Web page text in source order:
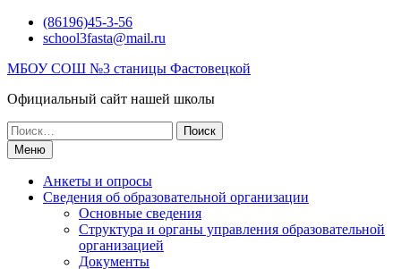
Перейти(86196)45-3-56
school3fasta@mail.ru
МБОУ СОШ №3 станицы Фастовецкой
Официальный сайт нашей школы
Поиск
по:Меню
Анкеты и опросы
Сведения об образовательной организации
Основные сведения
Структура и органы управления образовательной
организацией
Документы